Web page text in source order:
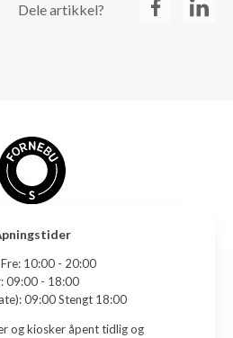
Dele artikkel?
10:00 - 20:00
09:00 - 18:00
09:00 Stengt 18:00
og kiosker åpent tidlig og